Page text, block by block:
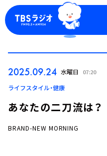
ログイン
2025.09.24 水曜日 07:20
ライフスタイル・健康
あなたの二刀流は？
BRAND-NEW MORNING